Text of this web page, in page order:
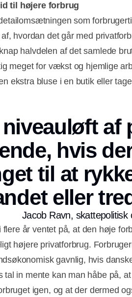
til højere forbrug
som
hvordan det går med
halvdelen af det samlede
meget for vækst og hjemlige
ekstra bluse i en butik eller
af
hvis
til at
eller
Jacob Ravn,
i flere år ventet på, at den høje
højere privatforbrug.
gavnlig, hvis
tal in mente kan man håbe på,
igen, og at der dermed